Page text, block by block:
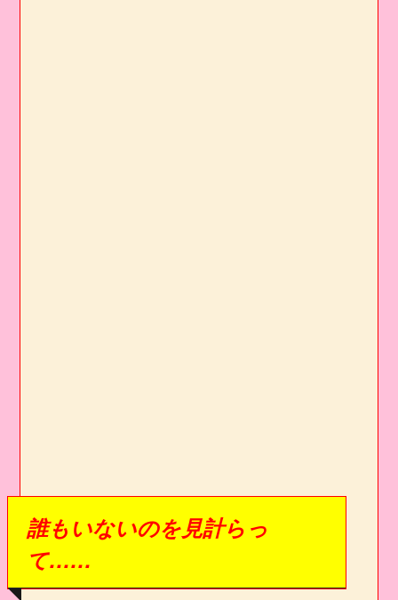
誰もいないのを見計らっ
て……